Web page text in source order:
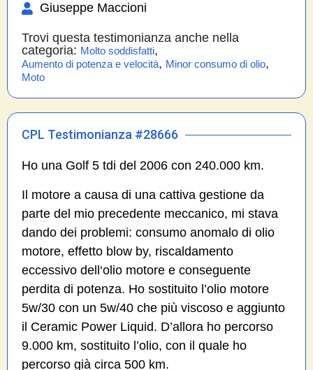
Giuseppe Maccioni
Trovi questa testimonianza anche nella
categoria: Molto soddisfatti,
Aumento di potenza e velocità, Minor consumo di olio,
Moto
CPL Testimonianza #28666
Ho una Golf 5 tdi del 2006 con 240.000 km.
Il motore a causa di una cattiva gestione da
parte del mio precedente meccanico, mi stava
dando dei problemi: consumo anomalo di olio
motore, effetto blow by, riscaldamento
eccessivo dell‘olio motore e conseguente
perdita di potenza. Ho sostituito l’olio motore
5w/30 con un 5w/40 che più viscoso e aggiunto
il Ceramic Power Liquid. D’allora ho percorso
9.000 km, sostituito l’olio, con il quale ho
percorso già circa 500 km.